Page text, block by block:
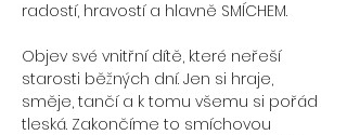
Objev své vnitřní dítě, které neřeší
starosti běžných dní. Jen si hraje,
směje, tančí a k tomu všemu si pořád
tleská. Zakončíme to smíchovou